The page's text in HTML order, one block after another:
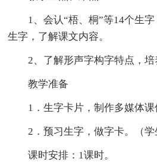
1、会认“梧、桐”等14个生
生字，了解课文内容。
2、了解形声字构字特点，培
教学准备
1．生字卡片，制作多媒体课
2．预习生字，做字卡。（学
课时安排：1课时。